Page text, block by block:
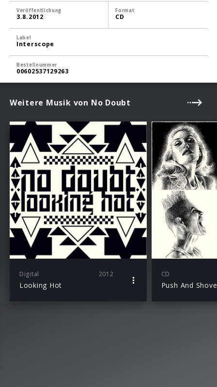
Veröffentlichung
3.8.2012
Format
CD
Label
Interscope
Bestellnummer
00602537129263
Weitere Musik von No Doubt
Digital 2012
Looking Hot
CD
Push And Shove